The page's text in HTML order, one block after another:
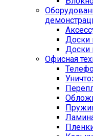
Доски
Доски
Офисная